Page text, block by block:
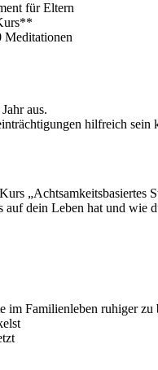
für Eltern
Meditationen
aus.
hilfreich sein
dein Leben hat und wie
im Familienleben ruhiger zu